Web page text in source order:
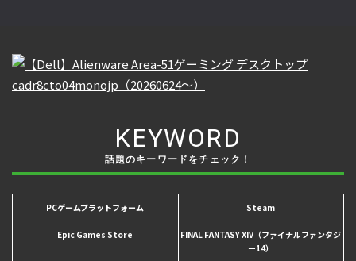
KEYWORD
話題のキーワードをチェック！
PCゲームプラットフォーム Steam
Epic Games Store
FINAL FANTASY XIV（ファイナルファンタジ
ー14）